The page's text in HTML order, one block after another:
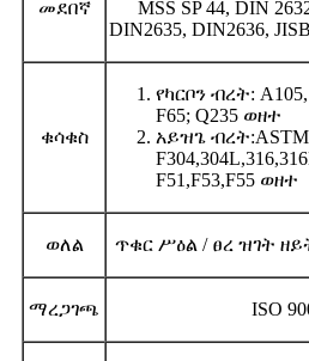
መደበኛ
MSS SP 44, DIN
DIN2635, DIN2636,
ቁሳቁስ
የካርቦን ብረት: A105,
F65; Q235 ወዘተ
አይዝጌ ብረት:ASTM
F51,F53,F55 ወዘተ
ወለል ጥቁር ሥዕል / ፀረ ዝገት
ማረጋገጫ ISO